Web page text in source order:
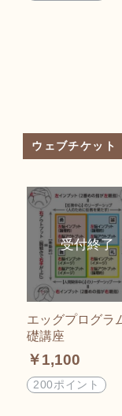
ウェブチケット
エッグプログラ
礎講座
￥1,100
200ポイント